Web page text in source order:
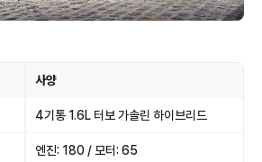
사양
4기통 1.6L 터보 가솔린 하이브리드
엔진: 180 / 모터: 65